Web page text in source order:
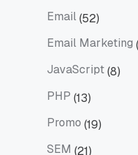
Email(52)
Email Marketing
JavaScript(8)
PHP (13)
Promo (19)
SEM (21)